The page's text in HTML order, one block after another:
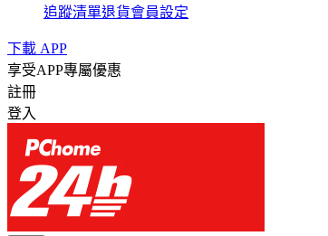
追蹤清單退貨會員設定
下載 APP
享受APP專屬優惠
註冊
登入